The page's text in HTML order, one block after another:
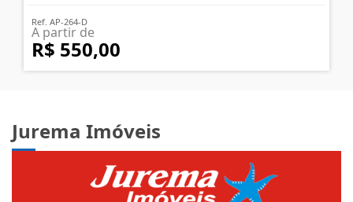
Ref. AP-264-D
A partir de
R$ 550,00
Jurema Imóveis